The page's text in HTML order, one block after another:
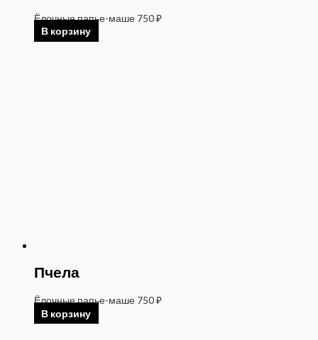
Ёлочные папье-маше 750₽
В корзину
Пчела
Ёлочные папье-маше 750₽
В корзину